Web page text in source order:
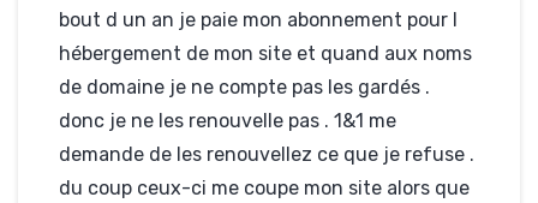
bout d un an je paie mon abonnement pour l
hébergement de mon site et quand aux noms
de domaine je ne compte pas les gardés .
donc je ne les renouvelle pas . 1&1 me
demande de les renouvellez ce que je refuse .
du coup ceux-ci me coupe mon site alors que